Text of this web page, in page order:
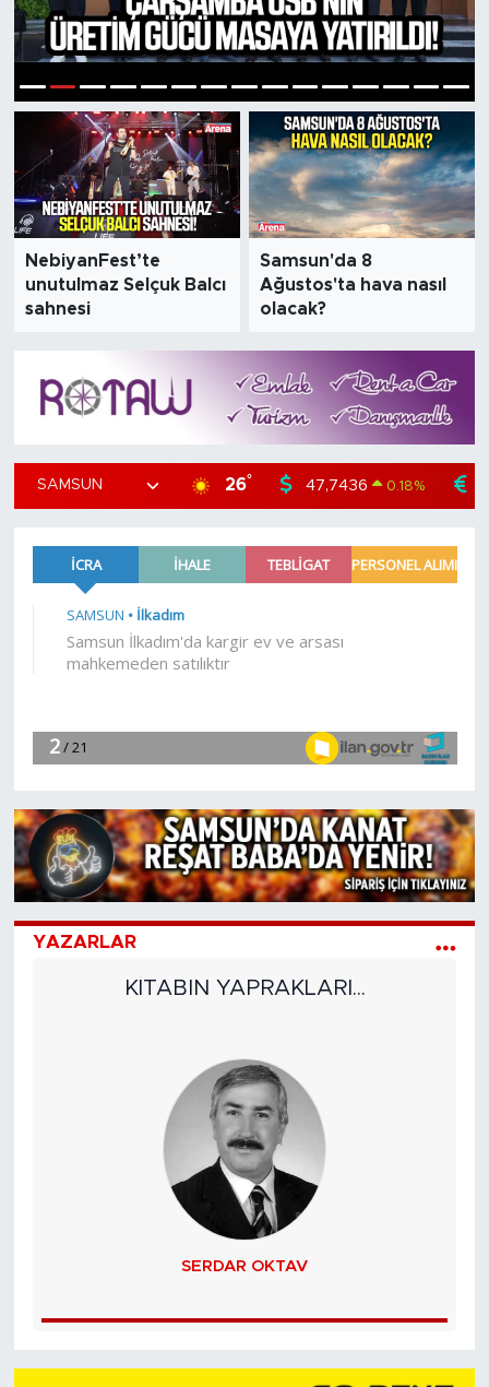
1 2 3 4 5 6 7 8 9 10 11 12 13 14 15
NebiyanFest’te
unutulmaz Selçuk Balcı
sahnesi
Samsun'da 8
Ağustos'ta hava nasıl
olacak?
26° 47,7436 0.18%
YAZARLAR
KİTABIN YAPRAKLARI...
SERDAR OKTAV